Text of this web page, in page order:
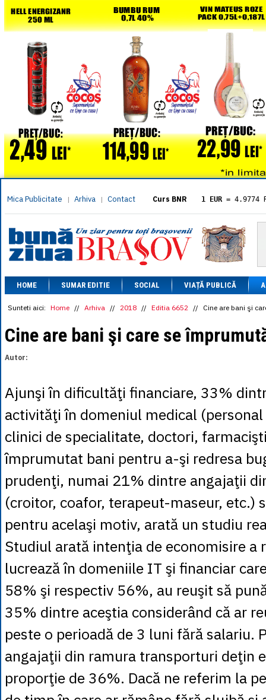
Mica Publicitate | Arhiva | Contact Curs BNR 1 EUR = 4.9774
= 5.8304
1 XAU= 464.4611
1 AED= 1.1933
1 AUD= 2.7957
1 BGN= 2.5449
1 CAD= 3.1559
1 CHF= 5.2813
1 CNY= 0.6015
= 0.6668
1 EGP = 0.0860
1 MDL= 0.2538
1 NOK = 0.4191
1 NZD
1 PLN= 1.1646
= 0.0425
1 RUB= 0.0530
1 SEK= 0.4526
1 TRY = 0.1141
1 UAH= 0.1048
1 XDR
= 5.9383
1 ZAR = 0.2318
HOME SUMAR EDITIE SOCIAL VIAȚĂ PUBLICĂ
Sunteti aici: Home // Arhiva // 2018 // Editia 6652 // Cine are bani şi
Cine are bani şi care se
Autor:
Ajunşi în dificultăţi financiare, 33%
activităţi în domeniul medical
clinici de specialitate, doctori,
împrumutat bani pentru a-şi redresa
prudenţi, numai 21% dintre angajaţii
(croitor, coafor, terapeut-maseur, etc.)
pentru acelaşi motiv, arată un studiu
Studiul arată intenţia de economisire a
lucrează în domeniile IT şi financiar
58% şi respectiv 56%, au reuşit să
35% dintre aceştia considerând că ar
peste o perioadă de 3 luni fără salariu.
angajaţii din ramura transporturi deţin
proporţie de 36%. Dacă ne referim la